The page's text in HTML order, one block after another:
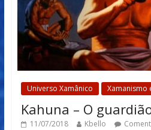
Universo Xamânico Xamanismo
Kahuna – O
11/07/2018 Kbello